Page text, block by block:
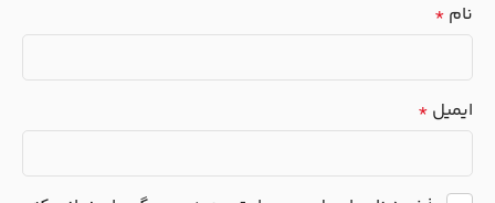
نام *
ایمیل *